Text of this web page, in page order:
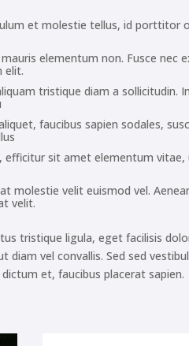
et molestie tellus, id porttitor
elementum non. Fusce nec
elit.
tristique diam a sollicitudin.
faucibus sapien sodales,
efficitur sit amet elementum vitae,
molestie velit euismod vel.
velit.
tristique ligula, eget facilisis
diam vel convallis. Sed sed
et, faucibus placerat sapien.